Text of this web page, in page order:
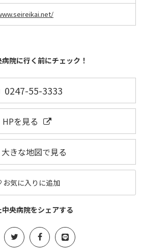
院に行く前にチェック！
0247-55-3333
HPを見る
大きな地図で見る
お気に入りに追加
中央病院をシェアする